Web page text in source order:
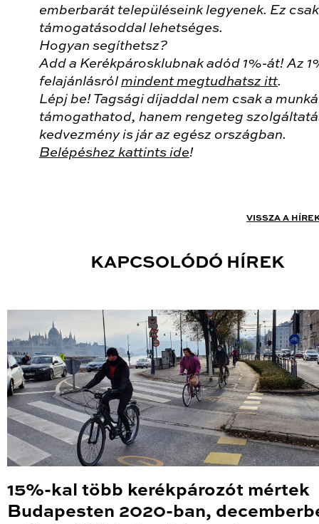
emberbarát településeink legyenek. Ez csak
támogatásoddal lehetséges.
Hogyan segíthetsz?
Add a Kerékpárosklubnak adód 1%-át! Az
felajánlásról mindent megtudhatsz itt.
Lépj be! Tagsági díjaddal nem csak a
támogathatod, hanem rengeteg
kedvezmény is jár az egész országban.
Belépéshez kattints ide!
VISSZA A
KAPCSOLÓDÓ HÍREK
15%-kal több kerékpározót mértek
Budapesten 2020-ban,